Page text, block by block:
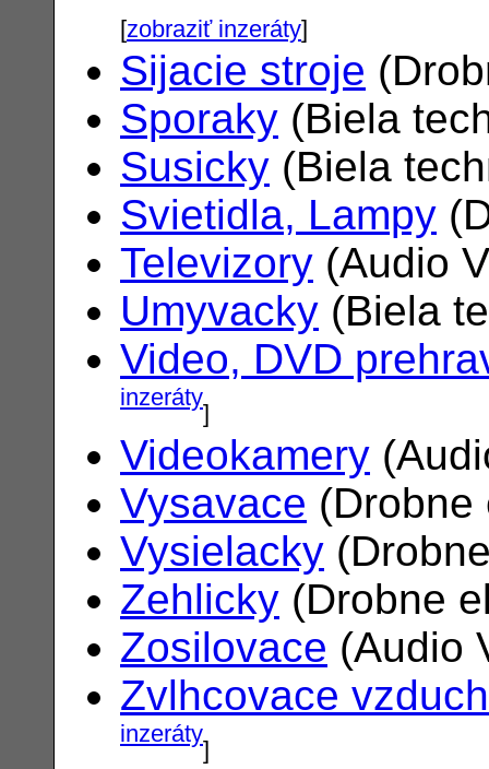
[zobraziť inzeráty]
Sijacie stroje
Sporaky (Biela
Susicky (Biela
Svietidla, Lampy
Televizory (Audio
Umyvacky (Biela
Video, DVD
inzeráty]
Videokamery
Vysavace
Vysielacky
Zehlicky (Drobne
Zosilovace (Audio
Zvlhcovace
inzeráty]